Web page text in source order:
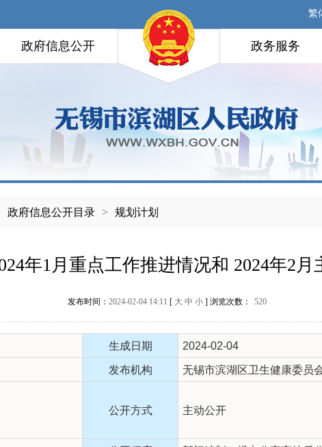
繁
政府信息公开 政务服务
政府信息公开目录 > 规划计划
年1月重点工作推进情况和 2024年2月
发布时间： 2024-02-04 14:11 [ 大 中 小 ] 浏览次数： 520
生成日期 2024-02-04
发布机构 无锡市滨湖区卫生健康委员
公开方式 主动公开